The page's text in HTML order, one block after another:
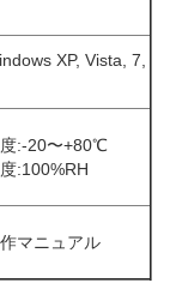
XP, Vista, 7,
:-20〜+80℃
:100%RH
マニュアル